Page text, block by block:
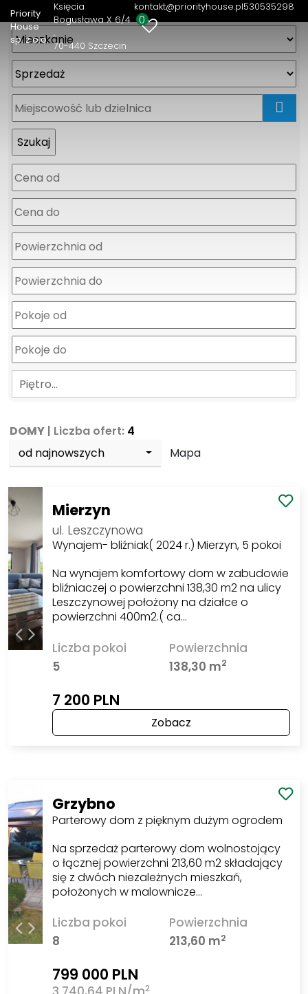
Priority
House
sp. z o.o.
Księcia
Bogusława X 6/4
70-440 Szczecin
kontakt@priorityhouse.pl530535298
0
Piętro…
DOMY | Liczba ofert: 4
od najnowszych
Mapa
Mierzyn
ul. Leszczynowa
Wynajem- bliźniak( 2024 r.) Mierzyn, 5 pokoi
Na wynajem komfortowy dom w zabudowie
bliźniaczej o powierzchni 138,30 m2 na ulicy
Leszczynowej położony na działce o
powierzchni 400m2.( ca…
Liczba pokoi
5
Powierzchnia
138,30 m2
7 200 PLN
Zobacz
Grzybno
Parterowy dom z pięknym dużym ogrodem
Na sprzedaż parterowy dom wolnostojący
o łącznej powierzchni 213,60 m2 składający
się z dwóch niezależnych mieszkań,
położonych w malownicze…
Liczba pokoi
8
Powierzchnia
213,60 m2
799 000 PLN
2